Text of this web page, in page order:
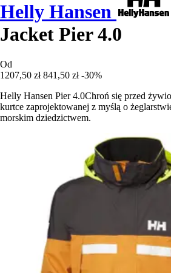
Helly Hansen
Jacket Pier 4.0
Od
1207,50 zł 841,50 zł -30%
Helly Hansen Pier 4.0Chroń się przed
kurtce zaprojektowanej z myślą o
morskim dziedzictwem.